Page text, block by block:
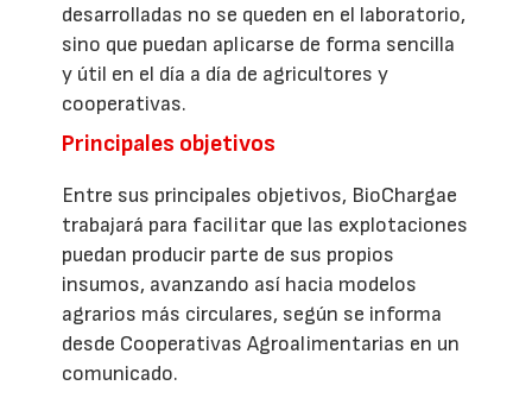
desarrolladas no se queden en el laboratorio,
sino que puedan aplicarse de forma sencilla
y útil en el día a día de agricultores y
cooperativas.
Principales objetivos
Entre sus principales objetivos, BioChargae
trabajará para facilitar que las explotaciones
puedan producir parte de sus propios
insumos, avanzando así hacia modelos
agrarios más circulares, según se informa
desde Cooperativas Agroalimentarias en un
comunicado.